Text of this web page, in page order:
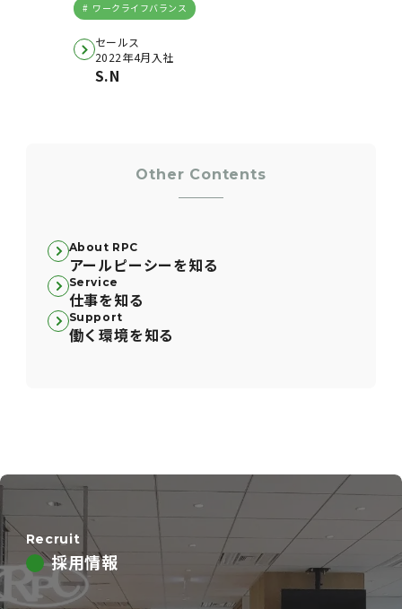
ワークライフバランス
セールス
2022年4月入社
S.N
Other Contents
About RPC
アールピーシーを知る
Service
仕事を知る
Support
働く環境を知る
Recruit
採用情報